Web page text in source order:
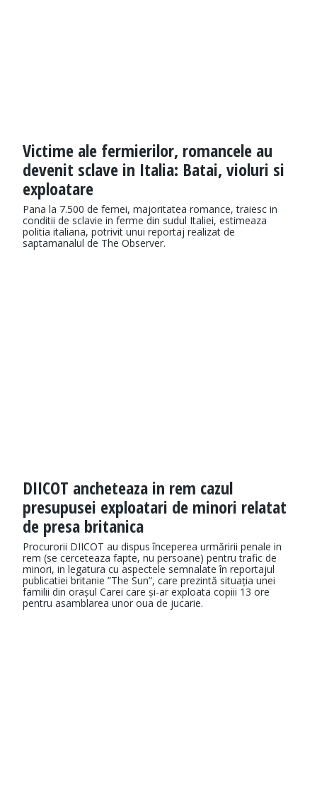
Victime ale fermierilor, romancele au
devenit sclave in Italia: Batai, violuri si
exploatare
Pana la 7.500 de femei, majoritatea romance, traiesc in
conditii de sclavie in ferme din sudul Italiei, estimeaza
politia italiana, potrivit unui reportaj realizat de
saptamanalul de The Observer.
DIICOT ancheteaza in rem cazul
presupusei exploatari de minori relatat
de presa britanica
Procurorii DIICOT au dispus începerea urmăririi penale in
rem (se cerceteaza fapte, nu persoane) pentru trafic de
minori, in legatura cu aspectele semnalate în reportajul
publicatiei britanie ”The Sun”, care prezintă situația unei
familii din orașul Carei care și-ar exploata copiii 13 ore
pentru asamblarea unor oua de jucarie.